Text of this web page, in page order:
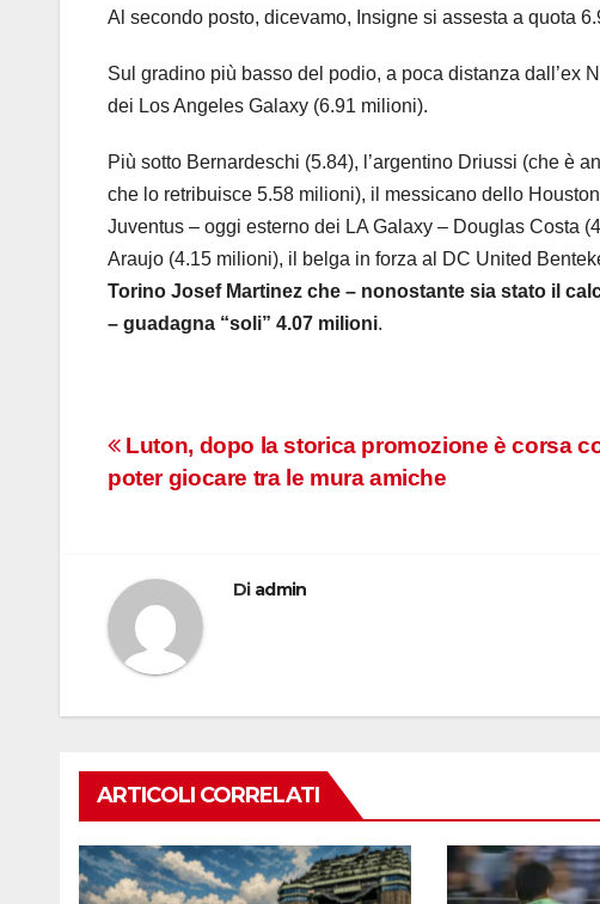
Al secondo posto, dicevamo, Insigne si assesta a quota
Sul gradino più basso del podio, a poca distanza dall’ex
dei Los Angeles Galaxy (6.91 milioni).
Più sotto Bernardeschi (5.84), l’argentino Driussi (che è
che lo retribuisce 5.58 milioni), il messicano dello
Juventus – oggi esterno dei LA Galaxy – Douglas Costa
Araujo (4.15 milioni), il belga in forza al DC United
Torino Josef Martinez che – nonostante sia stato il
– guadagna “soli” 4.07 milioni.
Navigazione
articoli
Luton, dopo la storica promozione è corsa
poter giocare tra le mura amiche
Di admin
ARTICOLI CORRELATI